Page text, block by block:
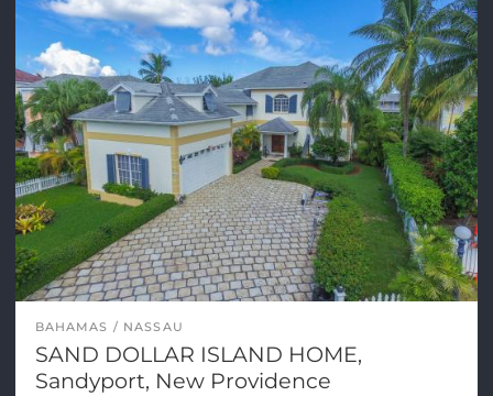
BAHAMAS NASSAU
SAND DOLLAR ISLAND HOME,
Sandyport, New Providence